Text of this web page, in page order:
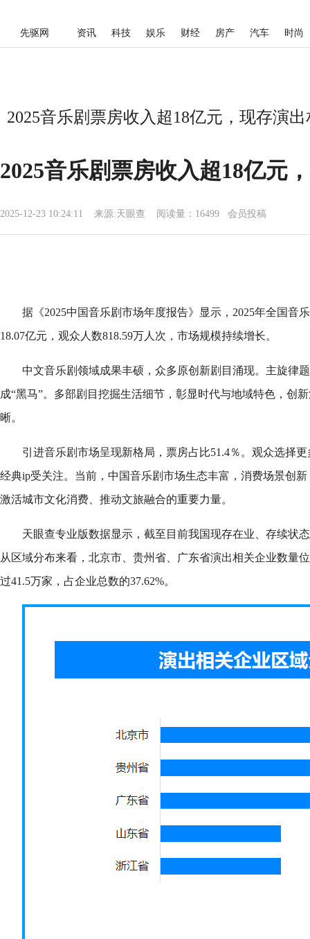
先驱网 资讯 科技 娱乐 财经 房产 汽车 时尚
2025音乐剧票房收入超18亿元，现存演
2025音乐剧票房收入超18亿元
2025-12-23 10:24:11 来源:天眼查 阅读量：16499 会员投稿
据《2025中国音乐剧市场年度报告》显示，2025年全国音
18.07亿元，观众人数818.59万人次，市场规模持续增长。
中文音乐剧领域成果丰硕，众多原创新剧目涌现。主旋律
成“黑马”。多部剧目挖掘生活细节，彰显时代与地域特色，创
晰。
引进音乐剧市场呈现新格局，票房占比51.4％。观众选择
经典ip受关注。当前，中国音乐剧市场生态丰富，消费场景创
激活城市文化消费、推动文旅融合的重要力量。
天眼查专业版数据显示，截至目前我国现存在业、存续状
从区域分布来看，北京市、贵州省、广东省演出相关企业数量
过41.5万家，占企业总数的37.62%。